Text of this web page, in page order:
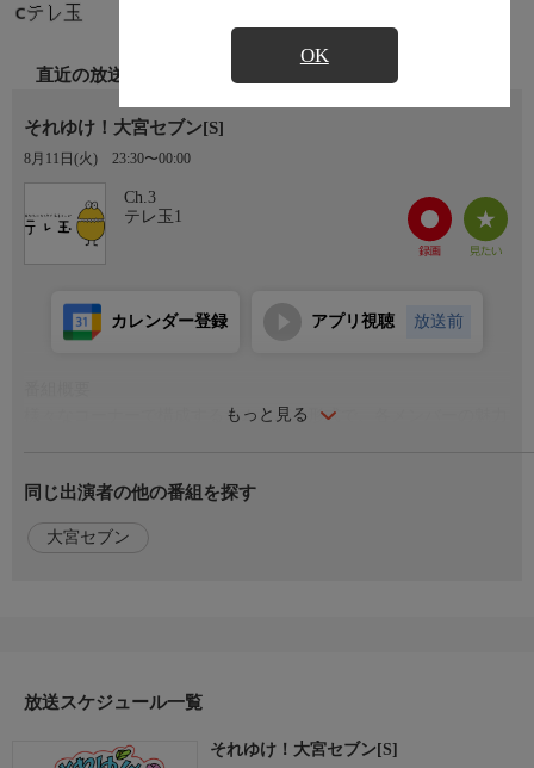
OK
直近の放送
それゆけ！大宮セブン[S]
8月11日(火) 23:30〜00:00
Ch.3
テレ玉1
もっと見る
カレンダー登録 アプリ視聴 放送前
様々なコーナーで構成するオムニバス形式で、各メンバーの魅力
同じ出演者の他の番組を探す
大宮セブン
放送スケジュール一覧
それゆけ！大宮セブン[S]